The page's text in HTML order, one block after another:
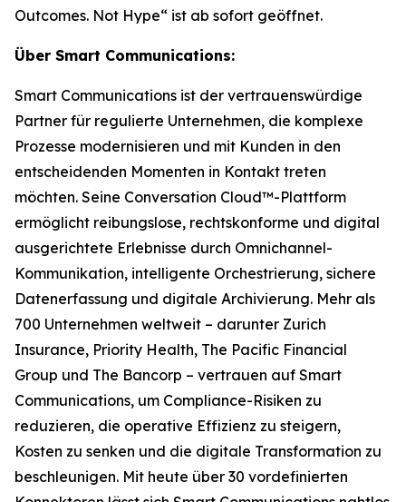
Outcomes. Not Hype“ ist ab sofort geöffnet.
Über Smart Communications:
Smart Communications ist der vertrauenswürdige
Partner für regulierte Unternehmen, die komplexe
Prozesse modernisieren und mit Kunden in den
entscheidenden Momenten in Kontakt treten
möchten. Seine Conversation Cloud™-Plattform
ermöglicht reibungslose, rechtskonforme und digital
ausgerichtete Erlebnisse durch Omnichannel-
Kommunikation, intelligente Orchestrierung, sichere
Datenerfassung und digitale Archivierung. Mehr als
700 Unternehmen weltweit – darunter Zurich
Insurance, Priority Health, The Pacific Financial
Group und The Bancorp – vertrauen auf Smart
Communications, um Compliance-Risiken zu
reduzieren, die operative Effizienz zu steigern,
Kosten zu senken und die digitale Transformation zu
beschleunigen. Mit heute über 30 vordefinierten